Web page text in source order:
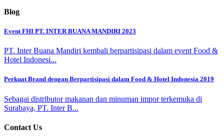
Blog
Event FHI PT. INTER BUANA MANDIRI 2023
PT. Inter Buana Mandiri kembali berpartisipasi dalam event Food &
Hotel Indonesi...
Perkuat Brand dengan Berpartisipasi dalam Food & Hotel Indonesia 2019
Sebagai distributor makanan dan minuman impor terkemuka di
Surabaya, PT. Inter B...
Contact Us